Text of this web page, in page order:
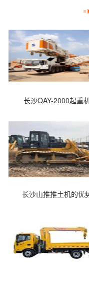
长沙QAY-2000起重
长沙山推推土机的优